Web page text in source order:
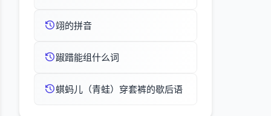
翊的拼音
踧踖能组什么词
蜞蚂儿（青蛙）穿套裤的歇后语